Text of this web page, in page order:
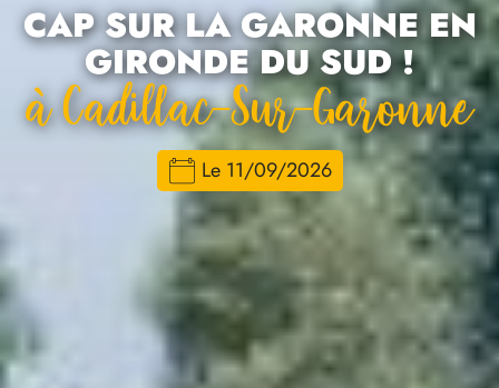
CAP SUR LA GARONNE EN
GIRONDE DU SUD !
À Cadillac-Sur-Garonne
Le 11/09/2026